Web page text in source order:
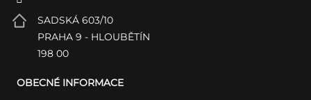
SADSKÁ 603/10
PRAHA 9 - HLOUBĚTÍN
198 00
OBECNÉ INFORMACE